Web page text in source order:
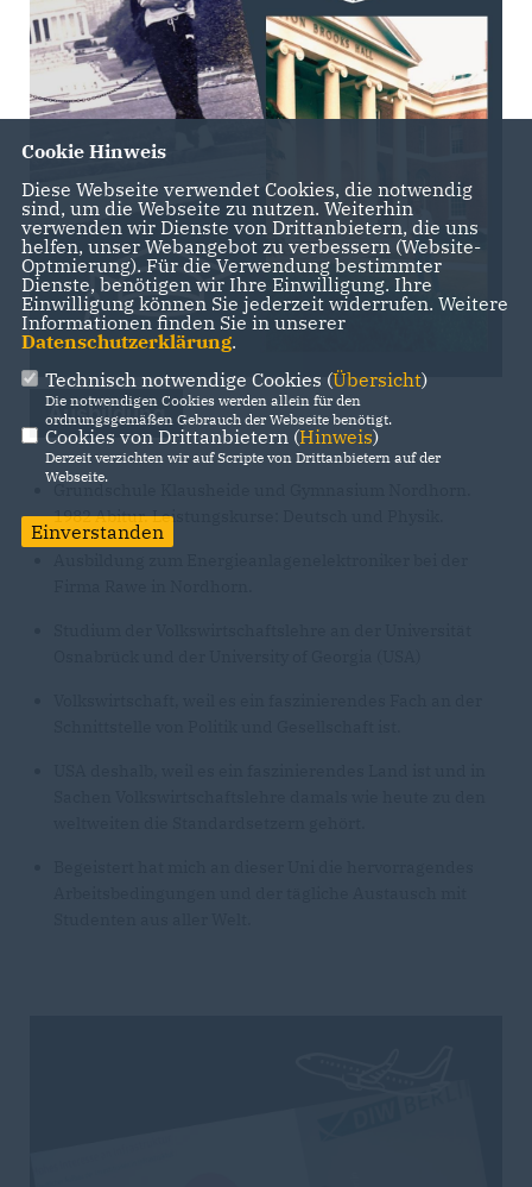
Ausbildung
1982 Abitur. Leistungskurse: Deutsch und Physik.
Cookie Hinweis
Diese Webseite verwendet Cookies, die notwendig
sind, um die Webseite zu nutzen. Weiterhin
verwenden wir Dienste von Drittanbietern, die uns
helfen, unser Webangebot zu verbessern (Website-
Optmierung). Für die Verwendung bestimmter
Dienste, benötigen wir Ihre Einwilligung. Ihre
Einwilligung können Sie jederzeit widerrufen. Weitere
Informationen finden Sie in unserer
Datenschutzerklärung.
Technisch notwendige Cookies (Übersicht)
Die notwendigen Cookies werden allein für den
ordnungsgemäßen Gebrauch der Webseite benötigt.
Cookies von Drittanbietern (Hinweis)
Derzeit verzichten wir auf Scripte von Drittanbietern auf der
Webseite.
Einverstanden